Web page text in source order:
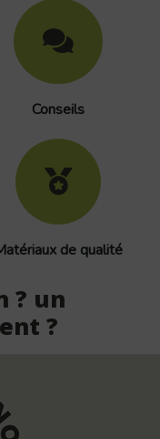
Conseils
de qualité
? un
?